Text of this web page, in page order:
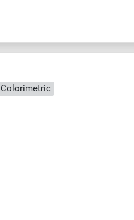
Colorimetric